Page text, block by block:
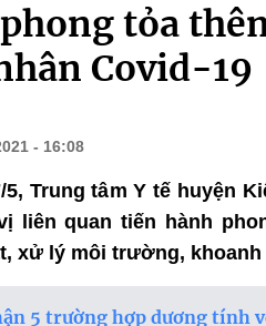
tỏa
Covid-19
- 16:08
5, Trung tâm Y tế huyện
liên quan tiến hành
xử lý môi trường, khoanh
5 trường hợp dương tính